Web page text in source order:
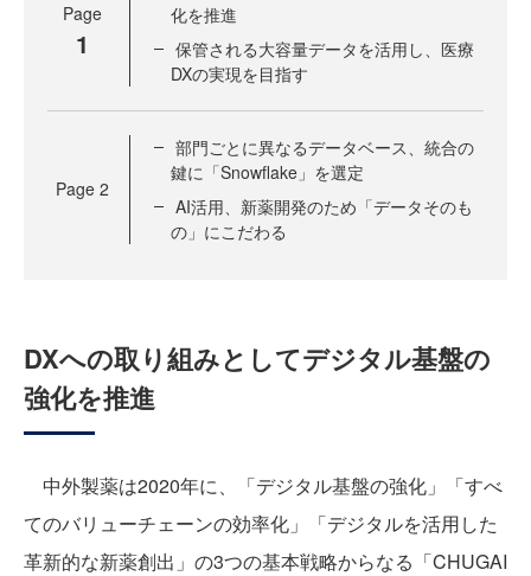
Page
1
化を推進
保管される大容量データを活用し、医療
DXの実現を目指す
Page 2
部門ごとに異なるデータベース、統合の
鍵に「Snowflake」を選定
AI活用、新薬開発のため「データそのも
の」にこだわる
DXへの取り組みとしてデジタル基盤の
強化を推進
中外製薬は2020年に、「デジタル基盤の強化」「すべ
てのバリューチェーンの効率化」「デジタルを活用した
革新的な新薬創出」の3つの基本戦略からなる「CHUGAI